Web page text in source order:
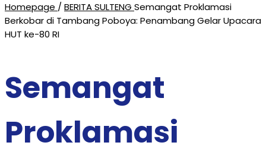
Homepage / BERITA SULTENG Semangat Proklamasi
Berkobar di Tambang Poboya: Penambang Gelar Upacara
HUT ke-80 RI
Semangat
Proklamasi